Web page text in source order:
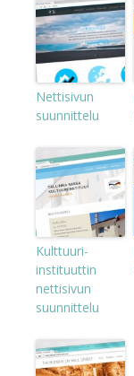
Nettisivun
suunnittelu
Kulttuuri-
instituuttin
nettisivun
suunnittelu